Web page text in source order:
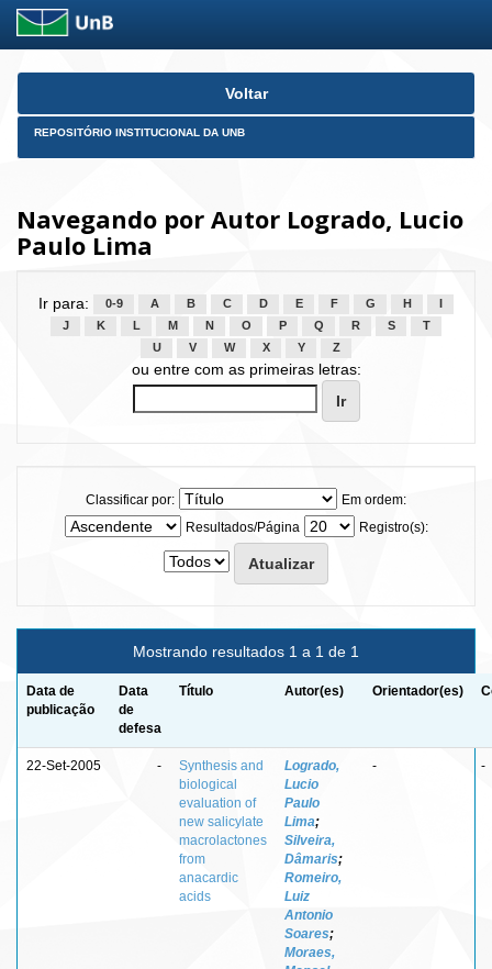
Skip
Voltar
REPOSITÓRIO INSTITUCIONAL DA UNB
Navegando por Autor Logrado, Lucio
Paulo Lima
Ir para: 0-9 A B C D E F G H
J
K L M N O P Q R S
T
U
V W X Y Z
ou entre com as primeiras letras:
Classificar por:
Em ordem:
Resultados/Página
Registro(s):
Mostrando resultados 1 a 1 de 1
Data de
publicação
Data
de
defesa
Título Autor(es) Orientador(es)
22-Set-2005 -
Synthesis and
biological
evaluation of
new salicylate
macrolactones
from
anacardic
acids
Logrado,
Lucio
Paulo
Lima;
Silveira,
Dâmaris;
Romeiro,
Luiz
Antonio
Soares;
Moraes,
- -